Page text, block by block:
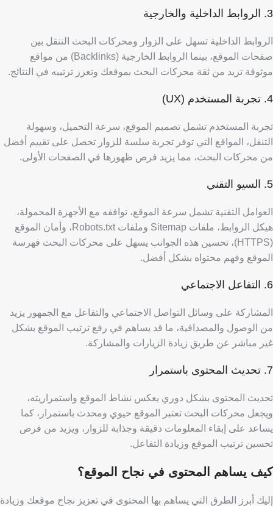
3. الروابط الداخلية والخارجية
الروابط الداخلية تسهل على الزوار ومحركات البحث التنقل بين
صفحات الموقع، بينما الروابط الخارجية (Backlinks) من مواقع
موثوقة تزيد من ثقة محركات البحث بموقعك وتعزز ترتيبه في النتائج.
4. تجربة المستخدم (UX)
تجربة المستخدم تشمل تصميم الموقع، سرعة التحميل، وسهولة
التنقل، المواقع التي توفر تجربة سلسة للزوار تحصل على تقييم أفضل
من محركات البحث، مما يزيد فرص ظهورها في الصفحات الأولى.
5. السيو التقني
العوامل التقنية تشمل سرعة الموقع، توافقه مع الأجهزة المحمولة،
هيكل الروابط، ملفات Sitemap وملفات Robots.txt، وأمان الموقع
(HTTPS)،
تحسين هذه الجوانب يسهل على محركات البحث فهرسة
الموقع وفهم محتواه بشكل أفضل.
6. التفاعل الاجتماعي
المشاركة على وسائل التواصل الاجتماعي والتفاعل مع الجمهور يزيد
من الوصول والمصداقية، ما قد يساهم في رفع ترتيب الموقع بشكل
غير مباشر عن طريق زيادة الزيارات والمشاركة.
7. تحديث المحتوى باستمرار
تحديث المحتوى بشكل دوري يعكس نشاط الموقع واستمراريته،
ويجعل محركات البحث تعتبر الموقع حيوي ومحدث باستمرار، كما
يساعد على إبقاء المعلومات دقيقة وجذابة للزوار، ويزيد من فرص
تحسين ترتيب الموقع وزيادة التفاعل.
كيف يساهم المحتوى في نجاح الموقع؟
إليك أبرز الطرق التي يساهم بها المحتوى في تعزيز نجاح موقعك وزيادة